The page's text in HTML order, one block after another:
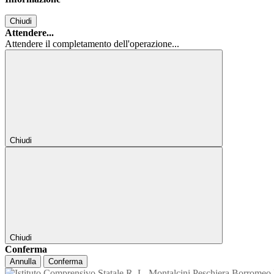
Chiudi
Attendere...
Attendere il completamento dell'operazione...
Chiudi
Chiudi
Conferma
Annulla Conferma